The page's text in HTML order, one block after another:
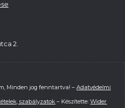
2.
Minden jog fenntartva! – Adatvédelmi
szabályzatok – Készítette:Wider